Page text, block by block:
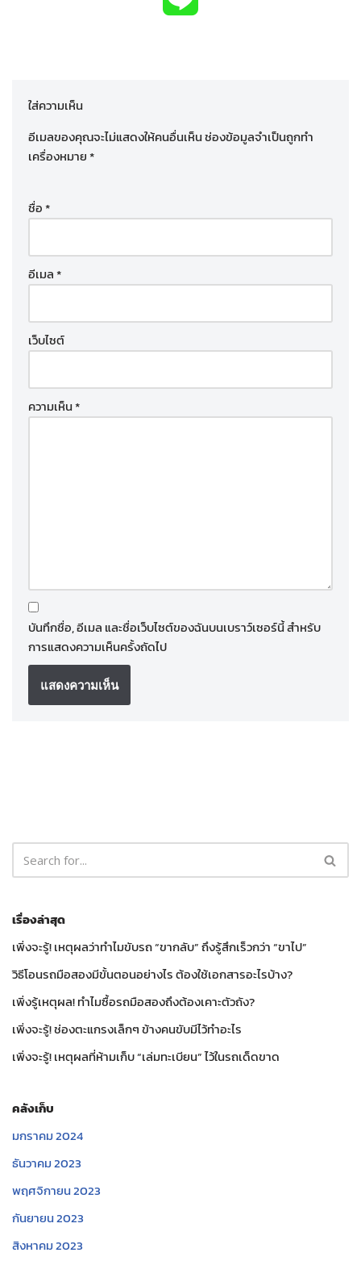
ใส่ความเห็น
อีเมลของคุณจะไม่แสดงให้คนอื่นเห็นช่องข้อมูลจำเป็นถูกทำ
เครื่องหมาย*
ชื่อ*
อีเมล*
เว็บไซต์
ความเห็น*
บันทึกชื่อ, อีเมล และชื่อเว็บไซต์ของฉันบนเบราว์เซอร์นี้ สำหรับ
การแสดงความเห็นครั้งถัดไป
เรื่องล่าสุด
เพิ่งจะรู้! เหตุผลว่าทำไมขับรถ “ขากลับ” ถึงรู้สึกเร็วกว่า “ขาไป”
วิธีโอนรถมือสองมีขั้นตอนอย่างไร ต้องใช้เอกสารอะไรบ้าง?
เพิ่งรู้เหตุผล! ทำไมซื้อรถมือสองถึงต้องเคาะตัวถัง?
เพิ่งจะรู้! ช่องตะแกรงเล็กๆ ข้างคนขับมีไว้ทำอะไร
เพิ่งจะรู้! เหตุผลที่ห้ามเก็บ “เล่มทะเบียน” ไว้ในรถเด็ดขาด
คลังเก็บ
มกราคม 2024
ธันวาคม 2023
พฤศจิกายน 2023
กันยายน 2023
สิงหาคม 2023